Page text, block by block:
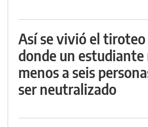
Así se vivió el tiroteo
donde un estudiante
menos a seis
ser neutralizado